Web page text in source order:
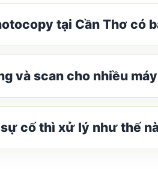
tại Cần Thơ có
và scan cho nhiều
cố thì xử lý như thế